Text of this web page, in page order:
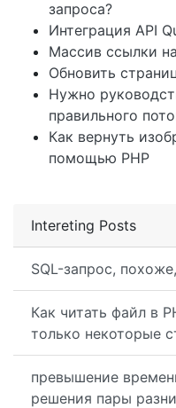
Intereting Posts
SQL-запрос,
Как читать файл в
только некоторые
превышение
решения пары
запроса?
Интеграция API
Массив ссылки
Обновить
Нужно
правильного
Как вернуть
помощью PHP